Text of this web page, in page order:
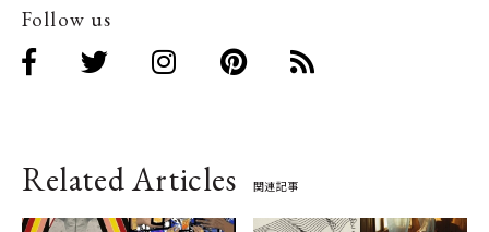
Follow us
Related Articles 関連記事